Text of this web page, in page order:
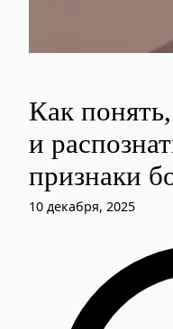
Как
и
признаки
10 декабря, 2025